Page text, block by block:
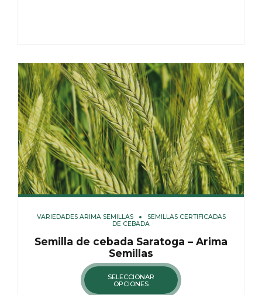
VARIEDADES ARIMA SEMILLAS
SEMILLAS CERTIFICADAS
DE CEBADA
Semilla de cebada Saratoga – Arima
Semillas
SELECCIONAR
OPCIONES